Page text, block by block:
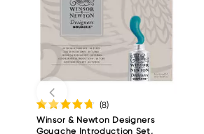
(8)
Winsor & Newton Designers
Gouache Introduction Set,